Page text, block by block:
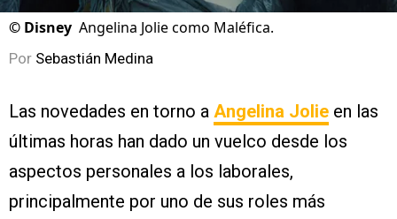
© Disney Angelina Jolie como Maléfica.
Por Sebastián Medina
Las novedades en torno a Angelina Jolie en las
últimas horas han dado un vuelco desde los
aspectos personales a los laborales,
principalmente por uno de sus roles más